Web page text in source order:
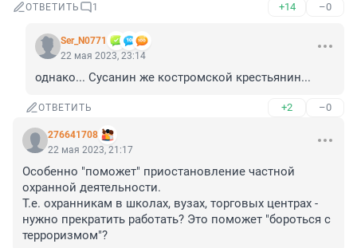
ОТВЕТИТЬ 1 +14 –0
Ser_N0771
22 мая 2023, 23:14
однако... Сусанин же костромской крестьянин...
ОТВЕТИТЬ +2 –0
276641708
22 мая 2023, 21:17
Особенно "поможет" приостановление частной
охранной деятельности.
Т.е. охранникам в школах, вузах, торговых центрах -
нужно прекратить работать? Это поможет "бороться с
терроризмом"?